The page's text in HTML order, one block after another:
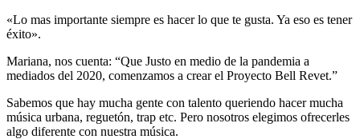
«Lo mas importante siempre es hacer lo que te gusta. Ya eso es tener
éxito».
Mariana, nos cuenta: “Que Justo en medio de la pandemia a
mediados del 2020, comenzamos a crear el Proyecto Bell Revet.”
Sabemos que hay mucha gente con talento queriendo hacer mucha
música urbana, reguetón, trap etc. Pero nosotros elegimos ofrecerles
algo diferente con nuestra música.